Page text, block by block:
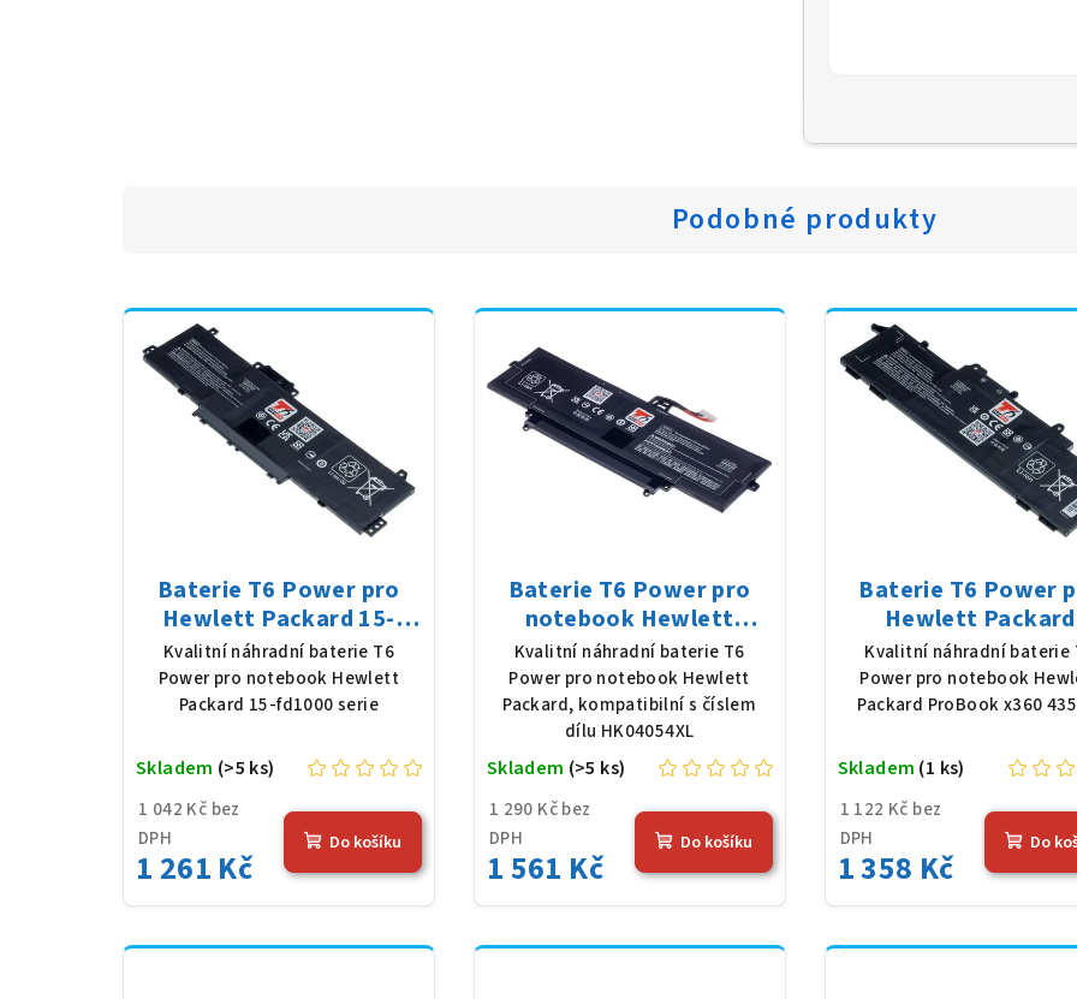
Podobné produkty
Baterie T6 Power pro
Hewlett Packard 15-
fd1000 serie, Li-Poly,
11,25 V, 3648 mAh (41
Wh), černá
Kvalitní náhradní baterie T6
Power pro notebook Hewlett
Packard 15-fd1000 serie
1 042 Kč bez
DPH
1 261 Kč
Skladem (>5 ks)
Do košíku
Baterie T6 Power pro
notebook Hewlett
Packard HK04054XL, Li-
Poly, 7,7 V, 7012 mAh (54
Wh), černá
Kvalitní náhradní baterie T6
Power pro notebook Hewlett
Packard, kompatibilní s číslem
dílu HK04054XL
1 290 Kč bez
DPH
1 561 Kč
Skladem (>5 ks)
Do košíku
Baterie T6 Power
Hewlett Packard
ProBook x360 435
Poly, 11,4 V, 3790
(45 Wh), černá
Kvalitní náhradní baterie
Power pro notebook
Packard ProBook x360
1 122 Kč bez
DPH
1 358 Kč
Skladem (1 ks)
Do